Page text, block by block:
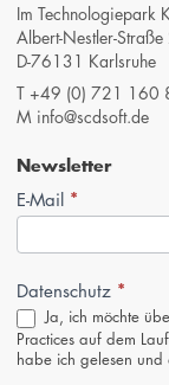
Im Technologiepark
Albert-Nestler-Straße
D-76131 Karlsruhe
T +49 (0) 721 160
M info@scdsoft.de
Newsletter
Newsletter-
Anmeldung
E-Mail *
Datenschutz *
Ja, ich möchte
Practices auf dem
habe ich gelesen und